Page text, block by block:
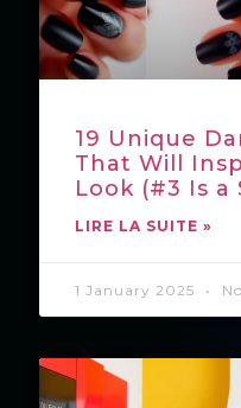
19 Unique
That Will
Look (#3 Is a
LIRE LA SUITE »
1 January 2025